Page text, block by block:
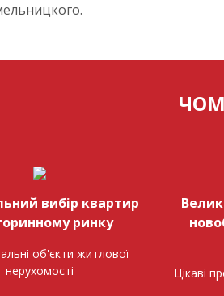
вибір квартир
ринку
об'єкти житлової
нерухомості
Цікаві